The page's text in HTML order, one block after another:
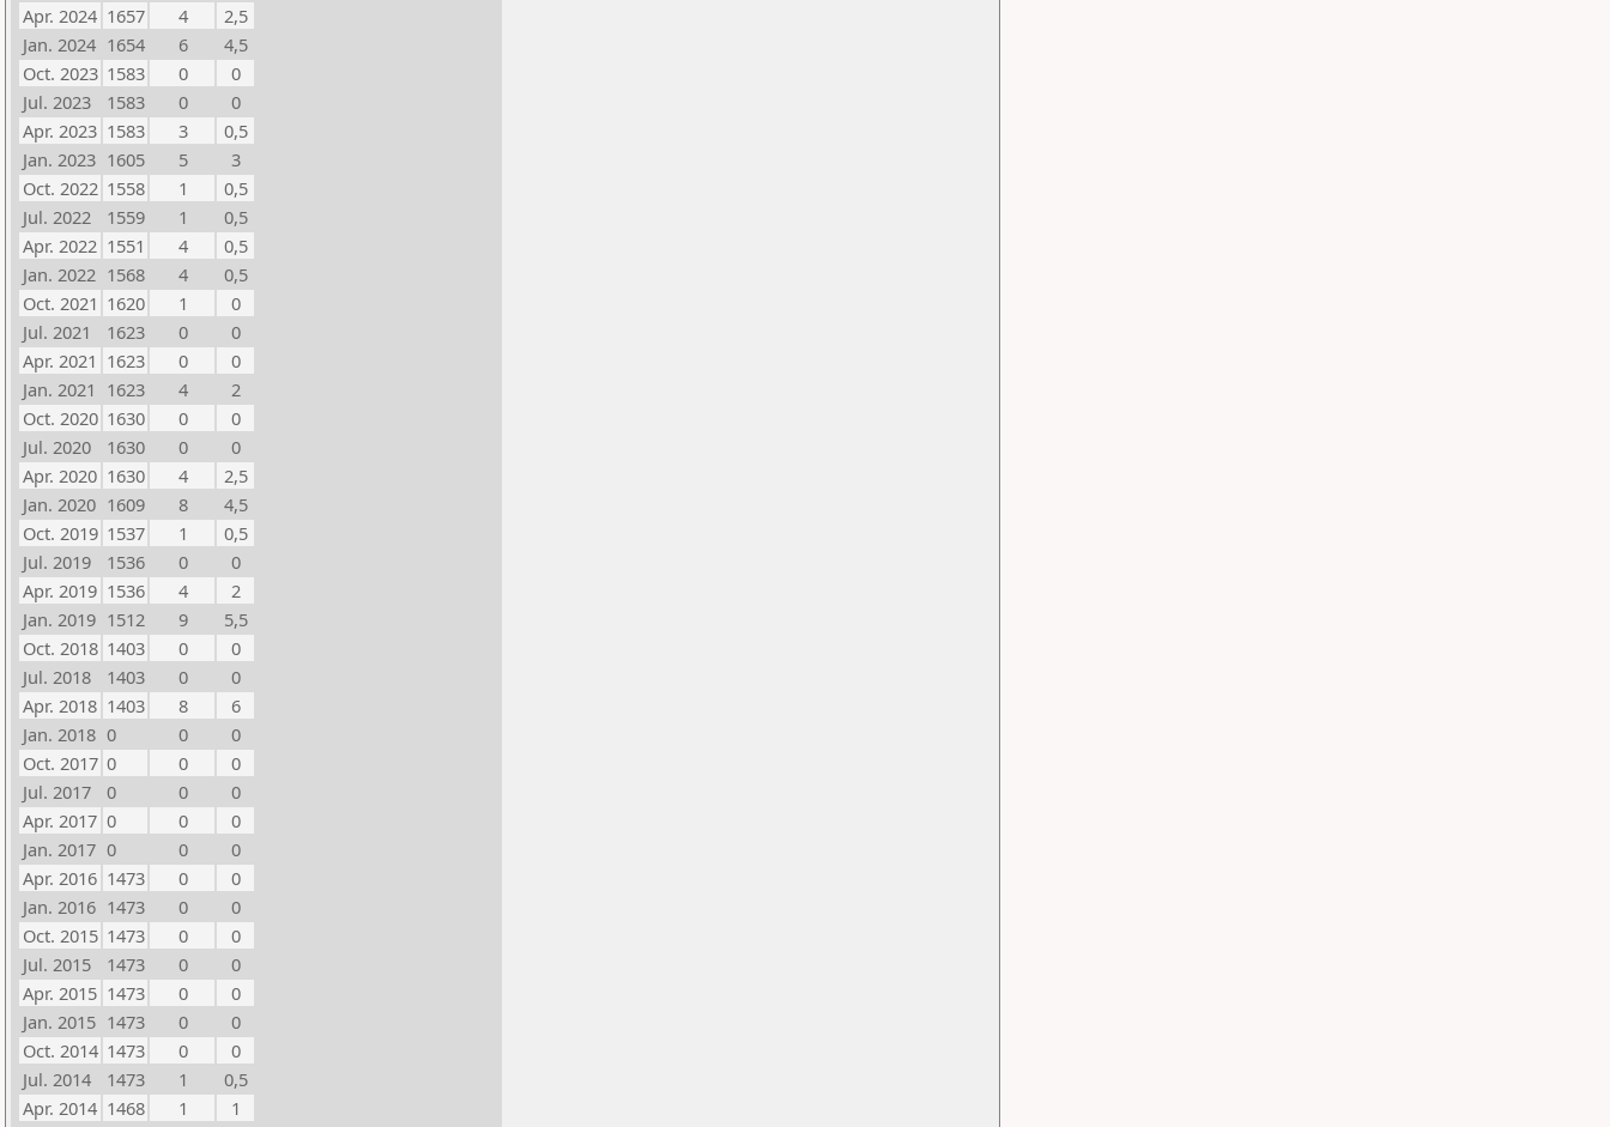
Apr. 2024 1657 4
2,5
Jan. 2024 1654 6
4,5
Oct. 2023 1583 0
0
Jul. 2023
1583 0
0
Apr. 2023 1583 3
0,5
Jan. 2023 1605 5
3
Oct. 2022 1558 1
0,5
Jul. 2022
1559 1
0,5
Apr. 2022 1551 4
0,5
Jan. 2022 1568 4
0,5
Oct. 2021 1620 1
0
Jul. 2021
1623 0
0
Apr. 2021 1623 0
0
Jan. 2021 1623 4
2
Oct. 2020 1630 0
0
Jul. 2020
1630 0
0
Apr. 2020 1630 4
2,5
Jan. 2020 1609 8
4,5
Oct. 2019 1537 1
0,5
Jul. 2019
1536 0
0
Apr. 2019 1536 4
2
Jan. 2019 1512 9
5,5
Oct. 2018 1403 0
0
Jul. 2018
1403 0
0
Apr. 2018 1403 8
6
Jan. 2018 0 0
0
Oct. 2017 0 0
0
Jul. 2017
0 0
0
Apr. 2017 0 0
0
Jan. 2017 0 0
0
Apr. 2016 1473 0
0
Jan. 2016 1473 0
0
Oct. 2015 1473 0
0
Jul. 2015
1473 0
0
Apr. 2015 1473 0
0
Jan. 2015 1473 0
0
Oct. 2014 1473 0
0
Jul. 2014
1473 1
0,5
Apr. 2014 1468 1
1